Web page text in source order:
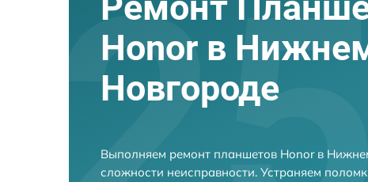
Honor в
Новгороде
Выполняем ремонт планшетов Honor в
сложности неисправности. Устраняем